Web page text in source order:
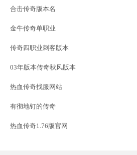
合击传奇版本名
金牛传奇单职业
传奇四职业刺客版本
03年版本传奇秋风版本
热血传奇找服网站
有彻地钉的传奇
热血传奇1.76版官网